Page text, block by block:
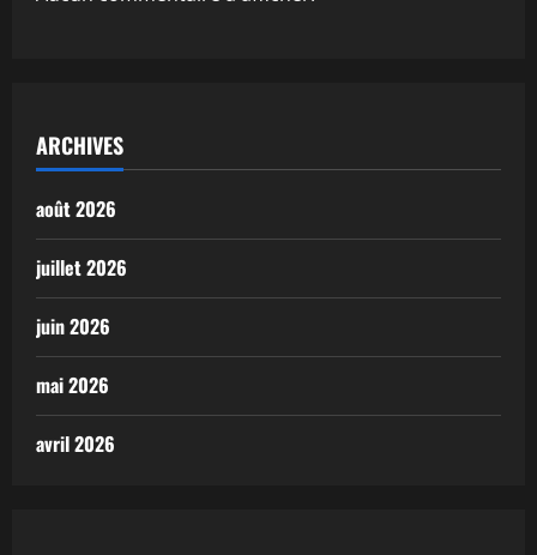
ARCHIVES
août 2026
juillet 2026
juin 2026
mai 2026
avril 2026